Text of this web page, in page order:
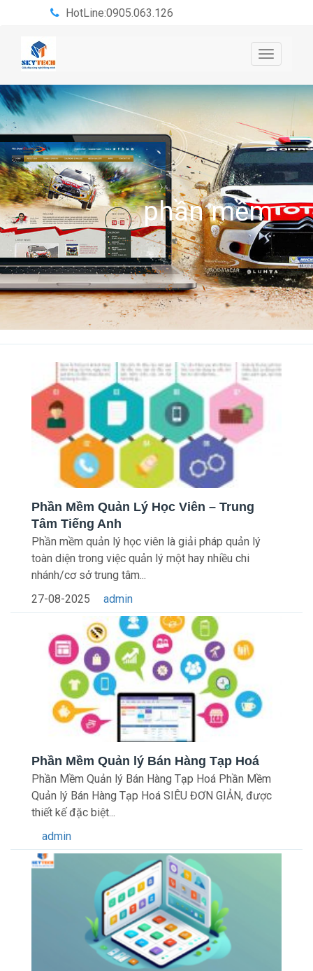
HotLine:0905.063.126
Toggle
phần mềm
Phần Mềm Quản Lý Học Viên – Trung
Tâm Tiếng Anh
Phần mềm quản lý học viên là giải pháp quản lý
toàn diện trong việc quản lý một hay nhiều chi
nhánh/cơ sở trung tâm...
27-08-2025
admin
Phần Mềm Quản lý Bán Hàng Tạp Hoá
Phần Mềm Quản lý Bán Hàng Tạp Hoá Phần Mềm
Quản lý Bán Hàng Tạp Hoá SIÊU ĐƠN GIẢN, được
thiết kế đặc biệt...
admin